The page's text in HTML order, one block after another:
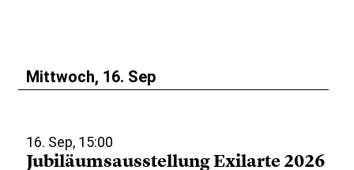
Mittwoch, 16. Sep
16. Sep, 15:00
Jubiläumsausstellung Exilarte 2026